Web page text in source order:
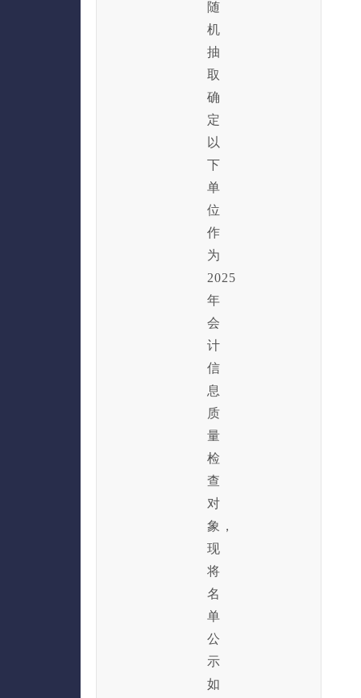
随
机
抽
取
确
定
以
下
单
位
作
为
2025
年
会
计
信
息
质
量
检
查
对
象，
现
将
名
单
公
示
如